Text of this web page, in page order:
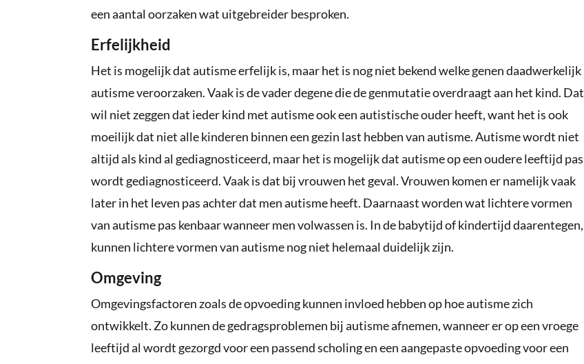
een aantal oorzaken wat uitgebreider besproken.
Erfelijkheid
Het is mogelijk dat autisme erfelijk is, maar het is nog niet bekend welke genen daadwerkelijk
autisme veroorzaken. Vaak is de vader degene die de genmutatie overdraagt aan het kind. Dat
wil niet zeggen dat ieder kind met autisme ook een autistische ouder heeft, want het is ook
moeilijk dat niet alle kinderen binnen een gezin last hebben van autisme. Autisme wordt niet
altijd als kind al gediagnosticeerd, maar het is mogelijk dat autisme op een oudere leeftijd pas
wordt gediagnosticeerd. Vaak is dat bij vrouwen het geval. Vrouwen komen er namelijk vaak
later in het leven pas achter dat men autisme heeft. Daarnaast worden wat lichtere vormen
van autisme pas kenbaar wanneer men volwassen is. In de babytijd of kindertijd daarentegen,
kunnen lichtere vormen van autisme nog niet helemaal duidelijk zijn.
Omgeving
Omgevingsfactoren zoals de opvoeding kunnen invloed hebben op hoe autisme zich
ontwikkelt. Zo kunnen de gedragsproblemen bij autisme afnemen, wanneer er op een vroege
leeftijd al wordt gezorgd voor een passend scholing en een aangepaste opvoeding voor een